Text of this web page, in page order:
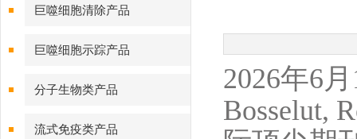
巨噬细胞清除产品
巨噬细胞示踪产品
分子生物类产品
流式免疫类产品
2026年6
Bosselut,